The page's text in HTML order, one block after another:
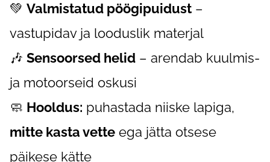
💚 Valmistatud pöögipuidust –
vastupidav ja looduslik materjal
🎶 Sensoorsed helid – arendab kuulmis-
ja motoorseid oskusi
🧼 Hooldus: puhastada niiske lapiga,
mitte kasta vette ega jätta otsese
päikese kätte